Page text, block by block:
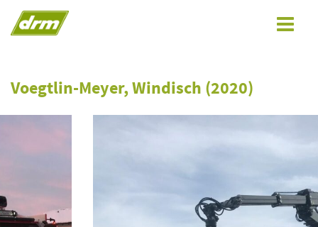
Toggle
Voegtlin-Meyer, Windisch (2020)